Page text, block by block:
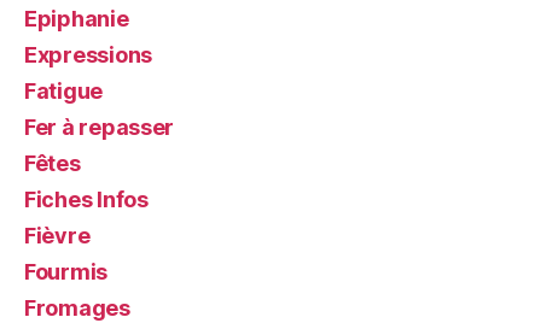
Epiphanie
Expressions
Fatigue
Fer à repasser
Fêtes
Fiches Infos
Fièvre
Fourmis
Fromages